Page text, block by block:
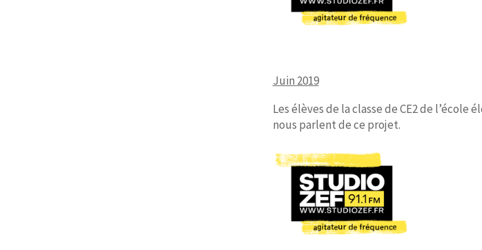
Juin 2019
Les élèves de la classe de CE2 de l’école
nous parlent de ce projet.